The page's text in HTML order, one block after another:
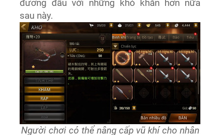
đương đầu với những khó khăn hơn nữa
sau này.
Người chơi có thể nâng cấp vũ khí cho nhân